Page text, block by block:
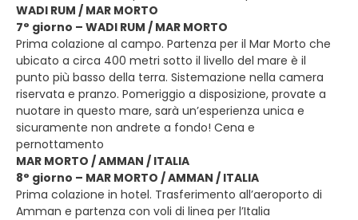
WADI RUM / MAR MORTO
7° giorno – WADI RUM / MAR MORTO
Prima colazione al campo. Partenza per il Mar Morto che
ubicato a circa 400 metri sotto il livello del mare è il
punto più basso della terra. Sistemazione nella camera
riservata e pranzo. Pomeriggio a disposizione, provate a
nuotare in questo mare, sarà un’esperienza unica e
sicuramente non andrete a fondo! Cena e
pernottamento
MAR MORTO / AMMAN / ITALIA
8° giorno – MAR MORTO / AMMAN / ITALIA
Prima colazione in hotel. Trasferimento all’aeroporto di
Amman e partenza con voli di linea per l’Italia